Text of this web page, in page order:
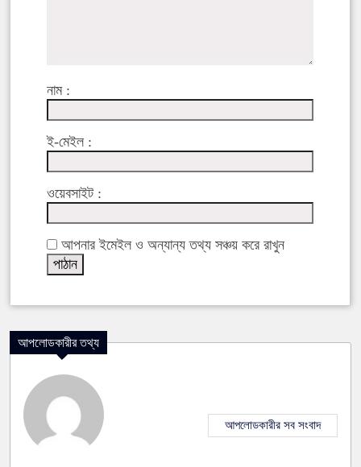
নাম :
ই-মেইল :
ওয়েবসাইট :
আপনার ইমেইল ও অন্যান্য তথ্য সঞ্চয় করে রাখুন
আপলোডকারীর তথ্য
আপলোডকারীর সব সংবাদ